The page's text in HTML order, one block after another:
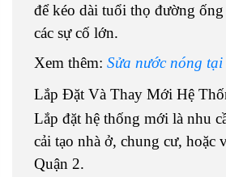
để kéo dài tuổi thọ đường
các sự cố lớn.
Xem thêm: Sửa nước nóng tại
Lắp Đặt Và Thay Mới Hệ
Lắp đặt hệ thống mới là nhu
cải tạo nhà ở, chung cư, hoặc
Quận 2.